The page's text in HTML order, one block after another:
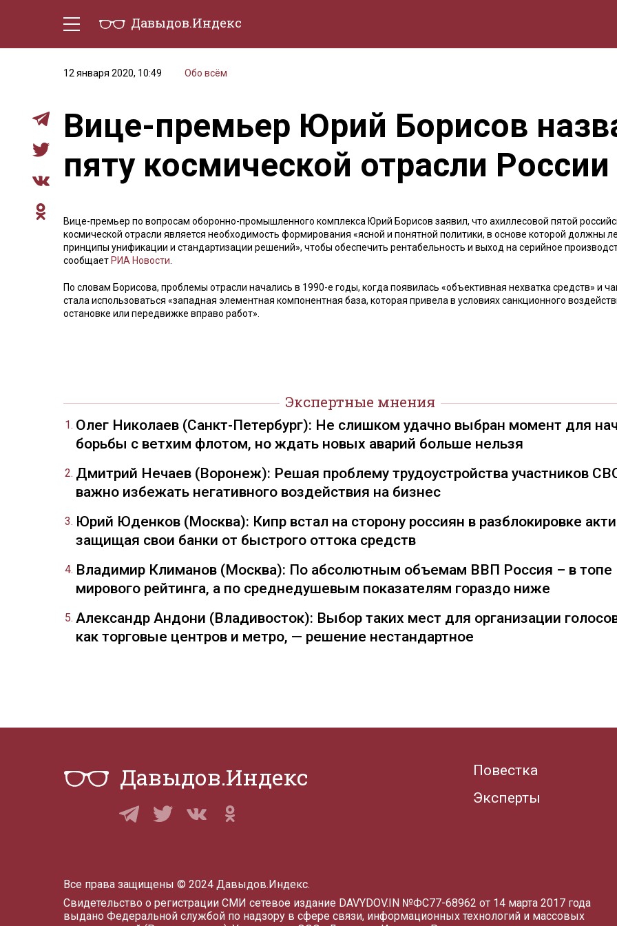
Давыдов.Индекс
12 января 2020, 10:49
Обо всём
Вице-премьер Юрий Борисов
пяту космической отрасли России
Вице-премьер по вопросам оборонно-промышленного комплекса Юрий Борисов заявил, что ахиллесовой пятой
космической отрасли является необходимость формирования «ясной и понятной политики, в основе которой должны
принципы унификации и стандартизации решений», чтобы обеспечить рентабельность и выход на серийное
сообщает РИА Новости
По словам Борисова, проблемы отрасли начались в 1990-е годы, когда появилась «объективная нехватка средств» и
стала использоваться «западная элементная компонентная база, которая привела в условиях санкционного
остановке или передвижке вправо работ».
Экспертные мнения
Олег Николаев (Санкт-Петербург): Не слишком удачно выбран момент для
борьбы с ветхим флотом, но ждать новых аварий больше нельзя
Дмитрий Нечаев (Воронеж): Решая проблему трудоустройства участников
важно избежать негативного воздействия на бизнес
Юрий Юденков (Москва): Кипр встал на сторону россиян в разблокировке
защищая свои банки от быстрого оттока средств
Владимир Климанов (Москва): По абсолютным объемам ВВП Россия – в топе
мирового рейтинга, а по среднедушевым показателям гораздо ниже
Александр Андони (Владивосток): Выбор таких мест для организации
как торговые центров и метро, — решение нестандартное
Давыдов.Индекс
Повестка
Эксперты
Все права защищены © 2024 Давыдов.Индекс.
Свидетельство о регистрации СМИ сетевое издание DAVYDOV.IN №ФС77-68962 от 14 марта 2017 года
выдано Федеральной службой по надзору в сфере связи, информационных технологий и массовых